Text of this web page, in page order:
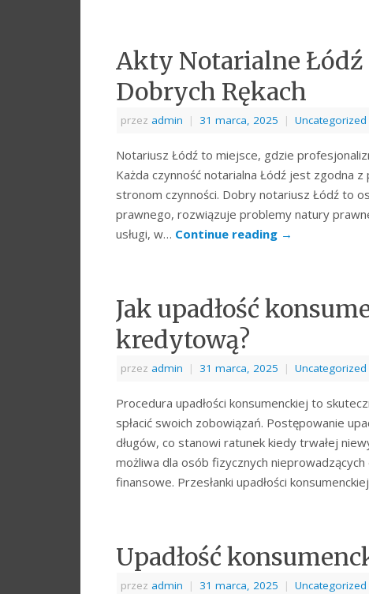
Akty Notarialne
Dobrych Rękach
przez admin | 31 marca, 2025 | Uncategorized
Notariusz Łódź to miejsce, gdzie
Każda czynność notarialna Łódź jest zgodna
stronom czynności. Dobry notariusz Łódź to
prawnego, rozwiązuje problemy natury
usługi, w… Continue reading →
Jak upadłość
kredytową?
przez admin | 31 marca, 2025 | Uncategorized
Procedura upadłości konsumenckiej to
spłacić swoich zobowiązań. Postępowanie
długów, co stanowi ratunek kiedy trwałej
możliwa dla osób fizycznych
finansowe. Przesłanki upadłości
Upadłość
przez admin | 31 marca, 2025 | Uncategorized